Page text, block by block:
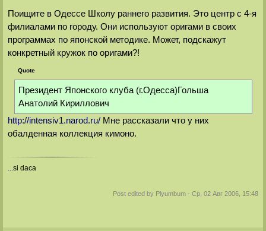
Поищите в Одессе Школу раннего развития. Это центр с 4-я
филиалами по городу. Они используют оригами в своих
программах по японской методике. Может, подскажут
конкретный кружок по оригами?!
Quote
Президент Японского клуба (г.Одесса)Гольша
Анатолий Кириллович
http://intensiv1.narod.ru/Мне рассказали что у них
обалденная коллекция кимоно.
...si daca
Post edited by Plyumbum -Ср, 02 Авг 2006, 15:48